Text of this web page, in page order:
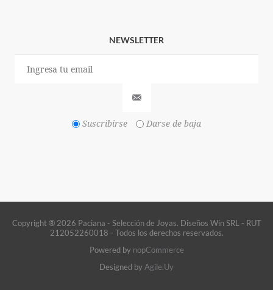
NEWSLETTER
Suscribirse Darse de baja
Copyright ® 2026 Paciana - Selección de Joyas. Diseños Win SRL - RUT
212052260018 - Todos los derechos reservados.
Powered by nopCommerce
Designed byAgile.Uy